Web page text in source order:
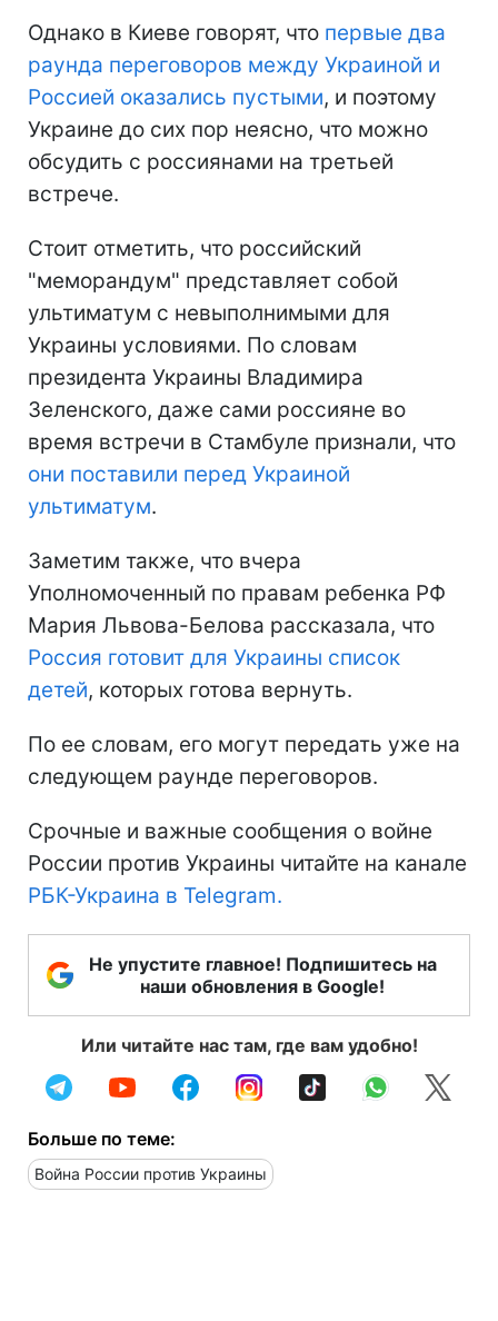
Однако в Киеве говорят, что первые два
раунда переговоров между Украиной и
Россией оказались пустыми, и поэтому
Украине до сих пор неясно, что можно
обсудить с россиянами на третьей
встрече.
Стоит отметить, что российский
"меморандум" представляет собой
ультиматум с невыполнимыми для
Украины условиями. По словам
президента Украины Владимира
Зеленского, даже сами россияне во
время встречи в Стамбуле признали, что
они поставили перед Украиной
ультиматум.
Заметим также, что вчера
Уполномоченный по правам ребенка РФ
Мария Львова-Белова рассказала, что
Россия готовит для Украины список
детей, которых готова вернуть.
По ее словам, его могут передать уже на
следующем раунде переговоров.
Срочные и важные сообщения о войне
России против Украины читайте на канале
РБК-Украина в Telegram.
Не упустите главное! Подпишитесь на
наши обновления в Google!
Или читайте нас там, где вам удобно!
Больше по теме:
Война России против Украины